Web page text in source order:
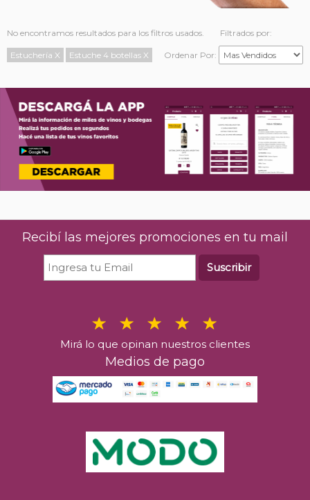
No encontramos resultados para los filtros usados. Filtrados por:
Estuchería X Estuche 4 botellas X Ordenar Por:
Recibí las mejores promociones en tu mail
Suscribir
Mirá lo que opinan nuestros clientes
Medios de pago